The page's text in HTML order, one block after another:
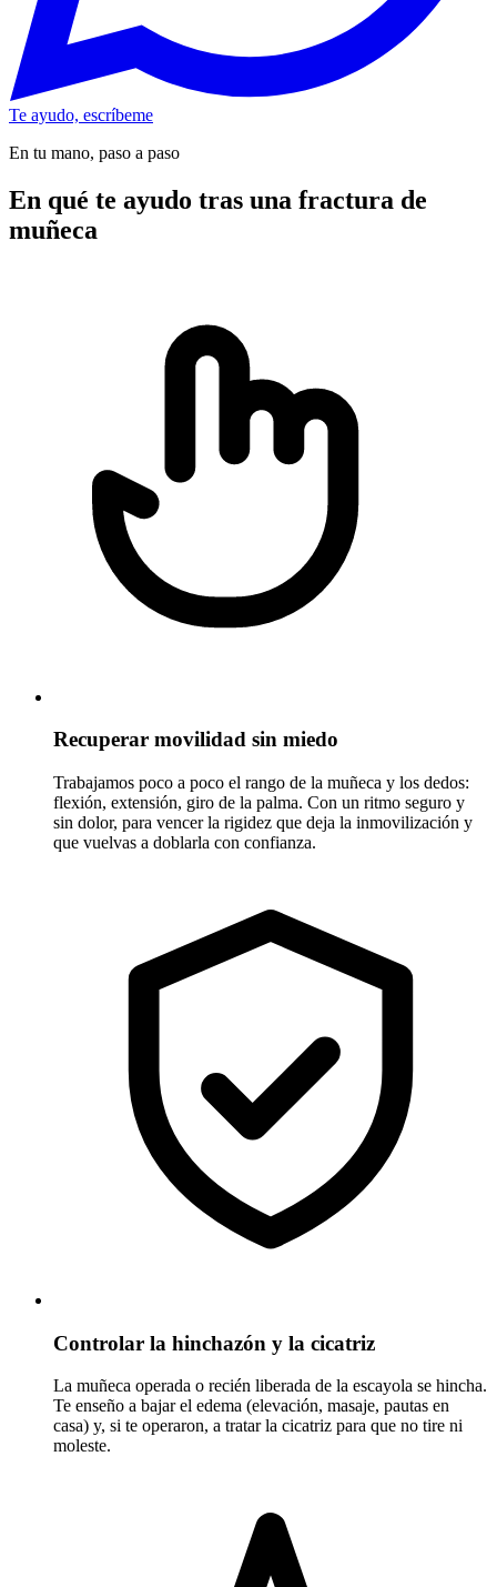
Te ayudo, escríbeme
En tu mano, paso a paso
En qué te ayudo tras una fractura de
muñeca
Recuperar movilidad sin miedo
Trabajamos poco a poco el rango de la muñeca y los dedos:
flexión, extensión, giro de la palma. Con un ritmo seguro y
sin dolor, para vencer la rigidez que deja la inmovilización y
que vuelvas a doblarla con confianza.
Controlar la hinchazón y la cicatriz
La muñeca operada o recién liberada de la escayola se hincha.
Te enseño a bajar el edema (elevación, masaje, pautas en
casa) y, si te operaron, a tratar la cicatriz para que no tire ni
moleste.